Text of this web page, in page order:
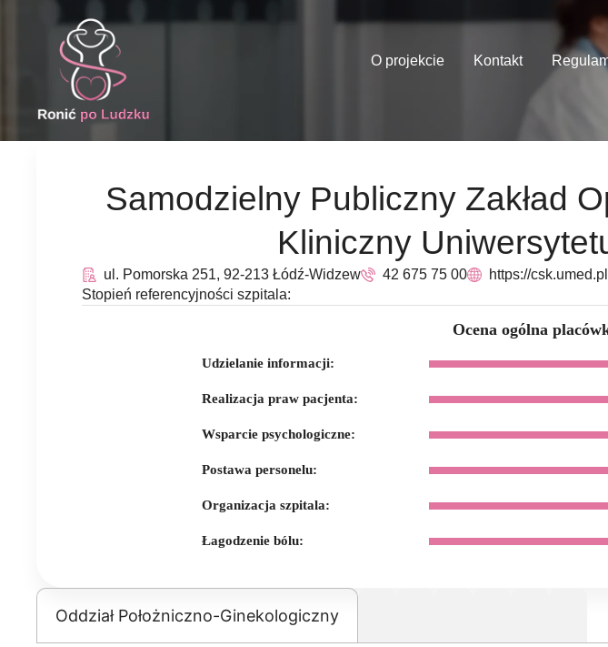
O projekcie Kontakt
Samodzielny Publiczny Zakład
Kliniczny
ul. Pomorska 251, 92-213 Łódź-Widzew 42 675 75 00
https://
Stopień referencyjności szpitala:
Ocena ogólna
Udzielanie informacji:
Realizacja praw pacjenta:
Wsparcie psychologiczne:
Postawa personelu:
Organizacja szpitala:
Łagodzenie bólu:
Oddział Położniczno-Ginekologiczny